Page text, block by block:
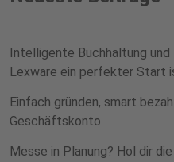
Intelligente Buchhaltung und
Lexware ein perfekter Start
Einfach gründen, smart
Geschäftskonto
Messe in Planung? Hol dir